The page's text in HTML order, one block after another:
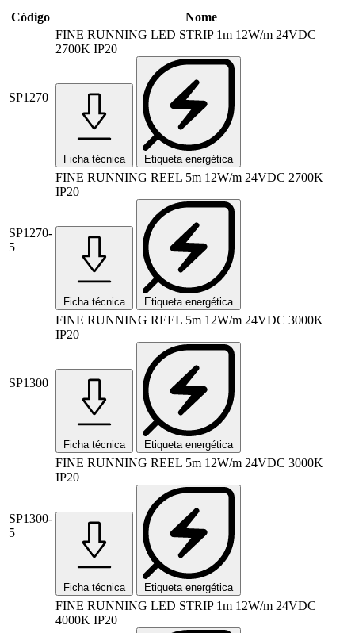
Código Nome
SP1270
FINE RUNNING LED STRIP 1m 12W/m 24VDC
2700K IP20
Ficha técnica Etiqueta energética
SP1270-
5
FINE RUNNING REEL 5m 12W/m 24VDC 2700K
IP20
Ficha técnica Etiqueta energética
SP1300
FINE RUNNING REEL 5m 12W/m 24VDC 3000K
IP20
Ficha técnica Etiqueta energética
SP1300-
5
FINE RUNNING REEL 5m 12W/m 24VDC 3000K
IP20
Ficha técnica Etiqueta energética
FINE RUNNING LED STRIP 1m 12W/m 24VDC
4000K IP20